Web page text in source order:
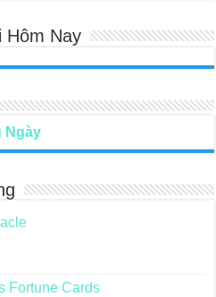
Hôm Nay
Ngày
Fortune Cards